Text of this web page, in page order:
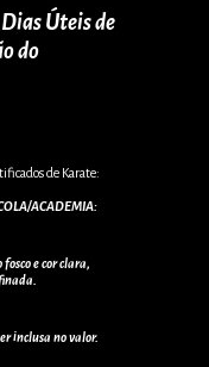
Úteis de
do
de Karate:
ACADEMIA:
e cor clara,
inclusa no valor.